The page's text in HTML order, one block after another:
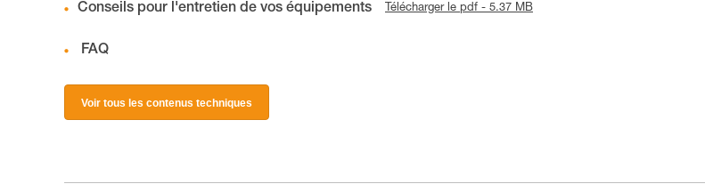
Conseils pour l'entretien de vos équipements Télécharger le pdf - 5.37 MB
FAQ
Voir tous les contenus techniques